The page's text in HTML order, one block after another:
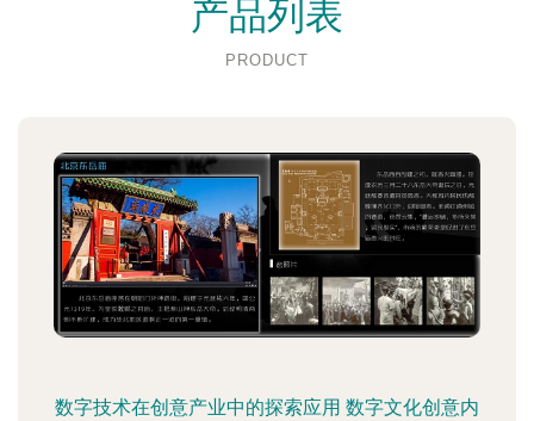
产品列表
PRODUCT
数字技术在创意产业中的探索应用 数字文化创意内